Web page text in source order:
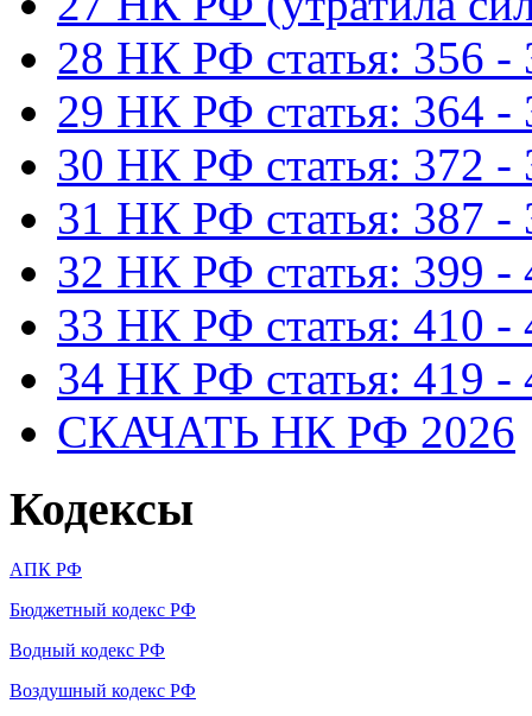
28 НК РФ статья: 356 -
29 НК РФ статья: 364 -
30 НК РФ статья: 372 -
31 НК РФ статья: 387 -
32 НК РФ статья: 399 -
33 НК РФ статья: 410 -
34 НК РФ статья: 419 -
СКАЧАТЬ НК РФ 2026
Кодексы
АПК РФ
Бюджетный кодекс РФ
Водный кодекс РФ
Воздушный кодекс РФ